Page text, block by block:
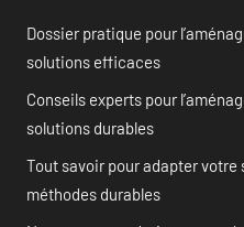
Dossier pratique pour
solutions efficaces
Conseils experts pour
solutions durables
Tout savoir pour adapter votre
méthodes durables